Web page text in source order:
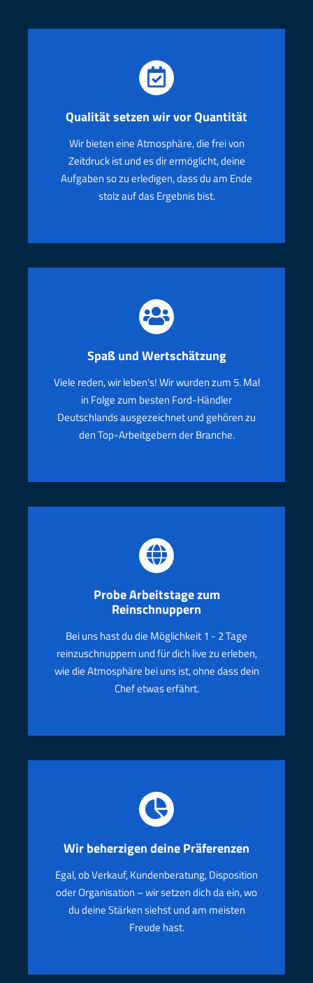
Qualität setzen wirvorQuantität
Wir bieten eine Atmosphäre, die frei von
Zeitdruck ist und es dir ermöglicht, deine
Aufgaben so zu erledigen, dass du am Ende
stolz auf das Ergebnis bist.
Spaß und Wertschätzung
Viele reden, wir leben's! Wir wurden zum 5. Mal
in Folge zum besten Ford-Händler
Deutschlands ausgezeichnet und gehören zu
den Top-Arbeitgebern der Branche.
Probe Arbeitstage zum
Reinschnuppern
Bei uns hast du die Möglichkeit 1 - 2 Tage
reinzuschnuppern und für dich live zu erleben,
wie die Atmosphäre bei uns ist, ohne dass dein
Chef etwas erfährt.
Wir beherzigen deine Präferenzen
Egal, ob Verkauf, Kundenberatung, Disposition
oder Organisation – wir setzen dich da ein, wo
du deine Stärken siehst und am meisten
Freude hast.